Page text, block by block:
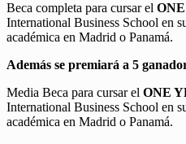
Beca completa para cursar el
International Business School en
académica en Madrid o Panamá.
Además se premiará a 5
Media Beca para cursar el ONE
International Business School en
académica en Madrid o Panamá.